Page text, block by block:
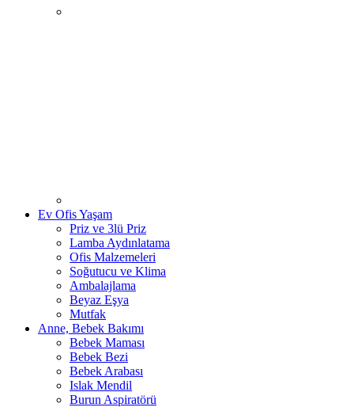
Ev Ofis Yaşam
Priz ve 3lü Priz
Lamba Aydınlatama
Ofis Malzemeleri
Soğutucu ve Klima
Ambalajlama
Beyaz Eşya
Mutfak
Anne, Bebek Bakımı
Bebek Maması
Bebek Bezi
Bebek Arabası
Islak Mendil
Burun Aspiratörü